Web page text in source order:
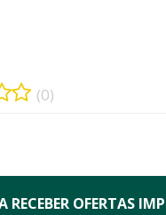
(0)
RECEBER OFERTAS